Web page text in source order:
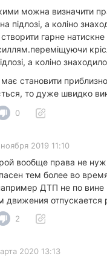
можна визначити
на підлозі, а коліно
гарне
а коліно
становити
то дуже швидко
0
2019 11:10
вообще права не
тем более во
ДТП не по
движения
2
2020 13:13